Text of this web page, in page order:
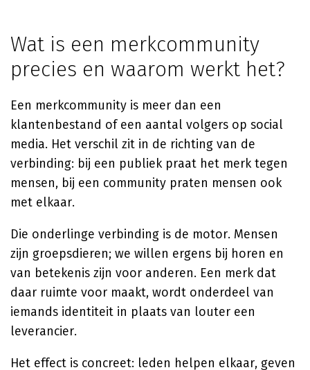
Wat is een merkcommunity
precies en waarom werkt het?
Een merkcommunity is meer dan een
klantenbestand of een aantal volgers op social
media. Het verschil zit in de richting van de
verbinding: bij een publiek praat het merk tegen
mensen, bij een community praten mensen ook
met elkaar.
Die onderlinge verbinding is de motor. Mensen
zijn groepsdieren; we willen ergens bij horen en
van betekenis zijn voor anderen. Een merk dat
daar ruimte voor maakt, wordt onderdeel van
iemands identiteit in plaats van louter een
leverancier.
Het effect is concreet: leden helpen elkaar, geven